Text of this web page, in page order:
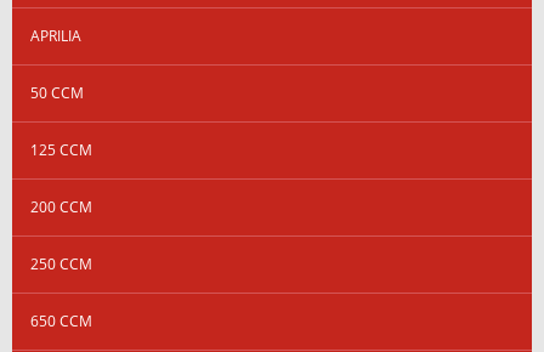
APRILIA
50 CCM
125 CCM
200 CCM
250 CCM
650 CCM